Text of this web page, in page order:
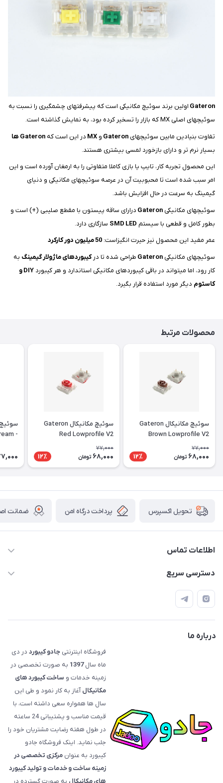
Gateron اولین برند سوئیچ مکانیکی است که پیشرفتهای چشمگیری را نسبت به
سوئیچهای اصلی MX که بازار را تسخیر کرده بود، به نمایش گذاشته است.
تفاوت بنیادین مابین سوئیچهای Gateron و MX در این است که Gateron ها
بسیار نرم تر و دارای بازخورد لمسی بیشتری هستند.
این محصول تجربه کار، تایپ یا بازی کاملا متفاوتی را به ارمغان آورده است و این
امر سبب شده است تا محبوبیت آن در عرصه سوئیچهای مکانیکی و دنیای
گیمینگ به سرعت در حال افزایش باشد.
سوئیچهای مکانیکی Gateron درارای ساقه پیستون با مقطع صلیبی (+) است و
بطور کامل و قطعی با سیستم SMD LED سازگاری دارد.
عمر مفید این محصول نیز حیرت انگیزاست: 50 میلیون دور کارکرد
سوئیچهای مکانیکی Gateron طراحی شده تا درکیبوردهای ماژولار گیمینگ به
کار رود، اما میتواند در باقی کیبوردهای مکانیکی استاندارد و هر کیبورد
DIY و
کاستوم دیگر مورد استفاده قرار بگیرد.
محصولات مرتبط
سوئیچ مکانیکال Gateron
Brown Lowprofile V2
77,000
68,000 تومان 12٪
سوئیچ مکانیکال Gateron
Red Lowprofile V2
77,000
68,000 تومان 12٪
تحویل اکسپرس پرداخت درگاه امن ضمانت
اطلاعات تماس
09120992668
info@jadookb.com
حضوری، با هماهنگی)
دسترسی سریع
حساب کاربری
اصطلاحات و مفاهیم مرتبط به کیبوردهای مکانیکال
درباره ما
فروشگاه اینترنتی جادو کیبورد در دی
ماه سال1397 به صورت تخصصی در
زمینه خدمات و ساخت کیبورد های
مکانیکالآغاز به کار نمود و طی این
سال ها همواره سعی داشته است، با
قیمت‌ مناسب و پشتیبانی 24 ساعته
در طول هفته رضایت مشتریان خود را
جلب نماید. اینک فروشگاه جادو
کیبورد به عنوان مرکزی تخصصی در
زمینه ساخت و خدمات و تولید کیبورد
های مکانیکال به صورت گسترده در